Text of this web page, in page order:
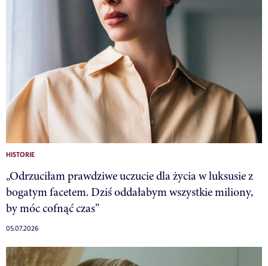
HISTORIE
„Odrzuciłam prawdziwe uczucie dla życia w luksusie z
bogatym facetem. Dziś oddałabym wszystkie miliony,
by móc cofnąć czas”
05.07.2026